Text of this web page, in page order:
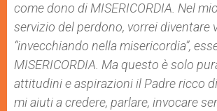
come dono di MISERICORDIA. Nel
servizio del perdono, vorrei diventare
“invecchiando nella misericordia”,
MISERICORDIA. Ma questo è solo
attitudini e aspirazioni il Padre ricco
mi aiuti a credere, parlare, invocare